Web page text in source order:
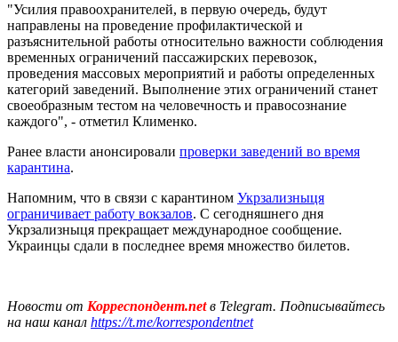
"Усилия правоохранителей, в первую очередь, будут
направлены на проведение профилактической и
разъяснительной работы относительно важности соблюдения
временных ограничений пассажирских перевозок,
проведения массовых мероприятий и работы определенных
категорий заведений. Выполнение этих ограничений станет
своеобразным тестом на человечность и правосознание
каждого", - отметил Клименко.
Ранее власти анонсировали проверки заведений во время
карантина.
Напомним, что в связи с карантином Укрзализныця
ограничивает работу вокзалов. С сегодняшнего дня
Укрзализныця прекращает международное сообщение.
Украинцы сдали в последнее время множество билетов.
Новости от Корреспондент.netв Telegram. Подписывайтесь
на наш канал https://t.me/korrespondentnet